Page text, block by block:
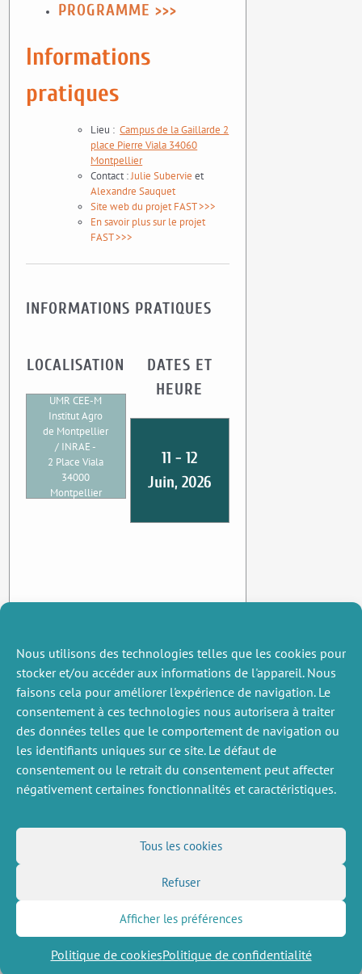
Nous utilisons des technologies telles que les cookies pour
stocker et/ou accéder aux informations de l'appareil. Nous
faisons cela pour améliorer l'expérience de navigation. Le
consentement à ces technologies nous autorisera à traiter
des données telles que le comportement de navigation ou
les identifiants uniques sur ce site. Le défaut de
consentement ou le retrait du consentement peut affecter
négativement certaines fonctionnalités et caractéristiques.
Tous les cookies
Refuser
Afficher les préférences
Politique de cookiesPolitique de confidentialité
PROGRAMME >>>
Informations
pratiques
Lieu :Campus de la Gaillarde 2
place Pierre Viala 34060
Montpellier
Contact :Julie Subervie et
Alexandre Sauquet
Site web du projet FAST >>>
En savoir plus sur le projet
FAST >>>
INFORMATIONS PRATIQUES
LOCALISATION
UMR CEE-M
Institut Agro
de Montpellier
/ INRAE -
2 Place Viala
34000
Montpellier
DATES ET
HEURE
11 - 12
Juin, 2026
Intranet
NOUS SUIVRE
Inscription à la newsletter